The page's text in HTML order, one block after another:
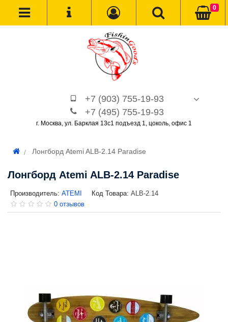
+7 (903) 755-19-93
+7 (495) 755-19-93
г. Москва, ул. Барклая 13с1 подъезд 1, цоколь, офис 1
0
Лонгборд Atemi ALB-2.14 Paradise
Лонгборд Atemi ALB-2.14 Paradise
Производитель: ATEMI Код Товара: ALB-2.14
0 отзывов